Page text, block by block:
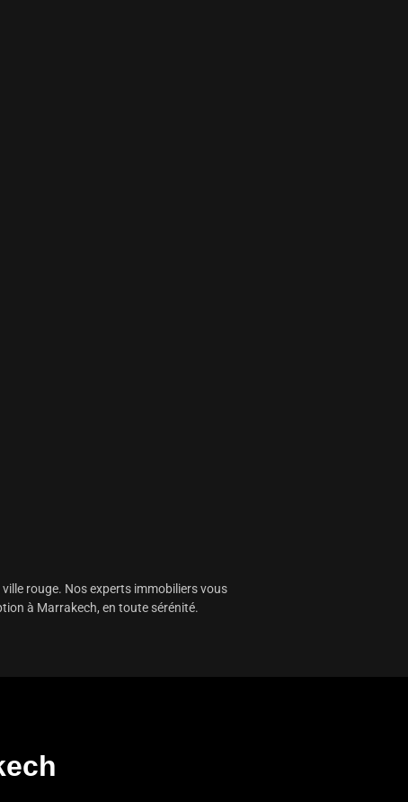
rouge. Nos experts immobiliers vous
à Marrakech, en toute sérénité.